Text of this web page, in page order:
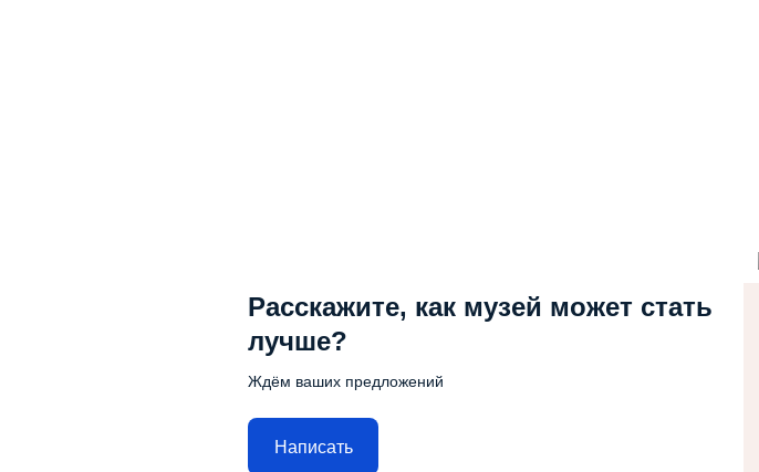
Расскажите, как музей может стать
лучше?
Ждём ваших предложений
Написать